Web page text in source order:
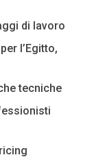
di lavoro
l’Egitto,
tecniche